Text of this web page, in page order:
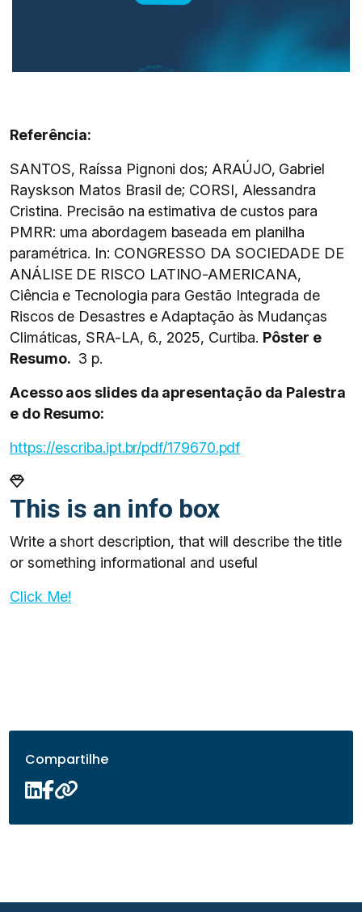
Referência:
SANTOS, Raíssa Pignoni dos; ARAÚJO, Gabriel
Rayskson Matos Brasil de; CORSI, Alessandra
Cristina. Precisão na estimativa de custos para
PMRR: uma abordagem baseada em planilha
paramétrica. In: CONGRESSO DA SOCIEDADE DE
ANÁLISE DE RISCO LATINO-AMERICANA,
Ciência e Tecnologia para Gestão Integrada de
Riscos de Desastres e Adaptação às Mudanças
Climáticas, SRA-LA, 6., 2025, Curtiba. Pôster e
Resumo. 3 p.
Acesso aos slides da apresentação da Palestra
e do Resumo:
https://escriba.ipt.br/pdf/179670.pdf
This is an info box
Write a short description, that will describe the title
or something informational and useful
Click Me!
Compartilhe